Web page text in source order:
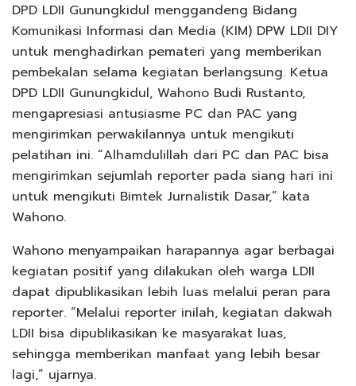
DPD LDII Gunungkidul menggandeng Bidang
Komunikasi Informasi dan Media (KIM) DPW LDII DIY
untuk menghadirkan pemateri yang memberikan
pembekalan selama kegiatan berlangsung. Ketua
DPD LDII Gunungkidul, Wahono Budi Rustanto,
mengapresiasi antusiasme PC dan PAC yang
mengirimkan perwakilannya untuk mengikuti
pelatihan ini. “Alhamdulillah dari PC dan PAC bisa
mengirimkan sejumlah reporter pada siang hari ini
untuk mengikuti Bimtek Jurnalistik Dasar,” kata
Wahono.
Wahono menyampaikan harapannya agar berbagai
kegiatan positif yang dilakukan oleh warga LDII
dapat dipublikasikan lebih luas melalui peran para
reporter. “Melalui reporter inilah, kegiatan dakwah
LDII bisa dipublikasikan ke masyarakat luas,
sehingga memberikan manfaat yang lebih besar
lagi,” ujarnya.